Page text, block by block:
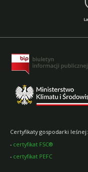
Certyfikaty gospodarki leśnej:
- certyfikat FSC®
- certyfikat PEFC